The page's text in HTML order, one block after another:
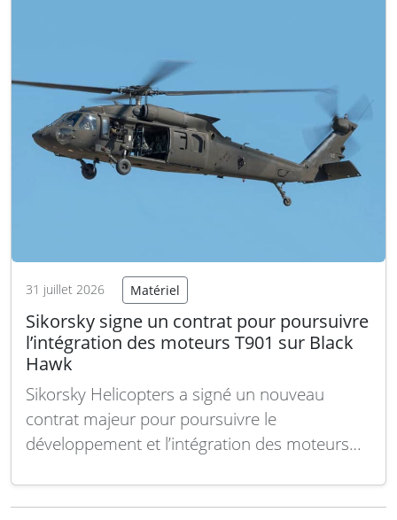
31 juillet 2026 Matériel
Sikorsky signe un contrat pour poursuivre
l’intégration des moteurs T901 sur Black
Hawk
Sikorsky Helicopters a signé un nouveau
contrat majeur pour poursuivre le
développement et l’intégration des moteurs
Cette avancée marque une étape clé dans la